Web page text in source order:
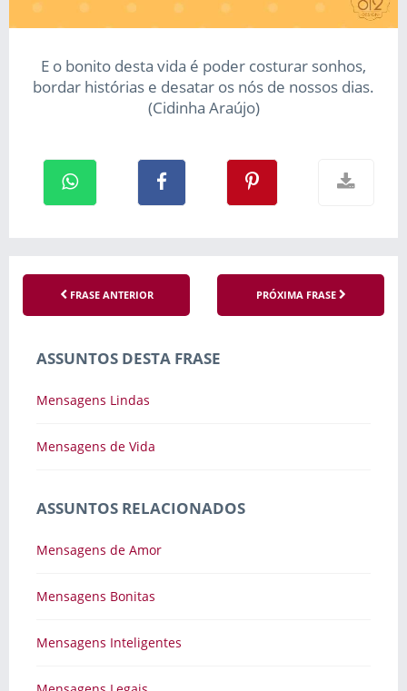
E o bonito desta vida é poder costurar sonhos,
bordar histórias e desatar os nós de nossos dias.
(Cidinha Araújo)
FRASE ANTERIOR PRÓXIMA FRASE
ASSUNTOS DESTA FRASE
Mensagens Lindas
Mensagens de Vida
ASSUNTOS RELACIONADOS
Mensagens de Amor
Mensagens Bonitas
Mensagens Inteligentes